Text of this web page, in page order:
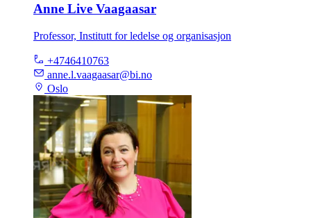
Anne Live Vaagaasar
Professor, Institutt for ledelse og organisasjon
+4746410763
anne.l.vaagaasar@bi.no
Oslo